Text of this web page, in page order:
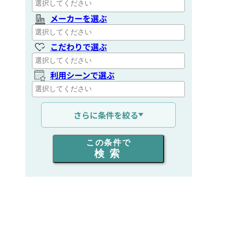
メーカーを選ぶ
こだわりで選ぶ
利用シーンで選ぶ
通信距離を選ぶ
出力を選ぶ
同時通話人数を選ぶ
さらに条件を絞る
この条件で
検索